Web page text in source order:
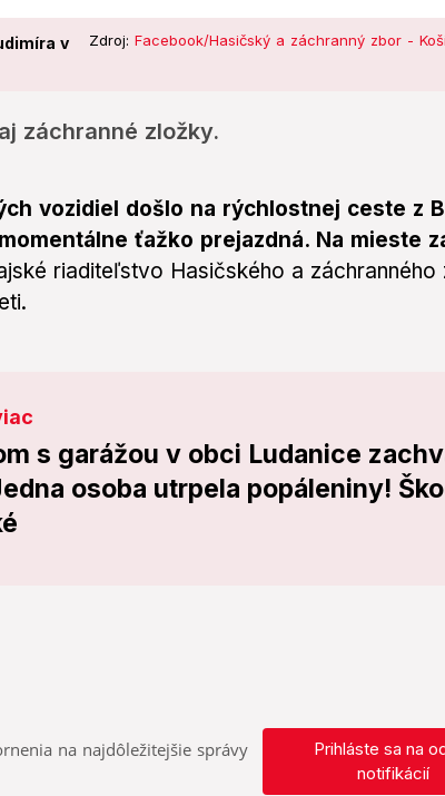
v
Zdroj: Facebook/Hasičský a záchranný zbor -
záchranné zložky.
vozidiel došlo na rýchlostnej ceste z
ťažko prejazdná. Na mieste
riaditeľstvo Hasičského a záchranného
s garážou v obci Ludanice
osoba utrpela popáleniny!
na najdôležitejšie správy
Prihláste sa na
notifikácií